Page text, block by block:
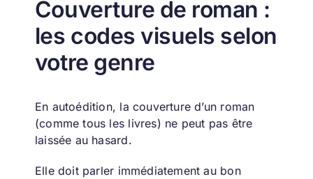
Couverture de roman :
les codes visuels selon
votre genre
En autoédition, la couverture d’un roman
(comme tous les livres) ne peut pas être
laissée au hasard.
Elle doit parler immédiatement au bon